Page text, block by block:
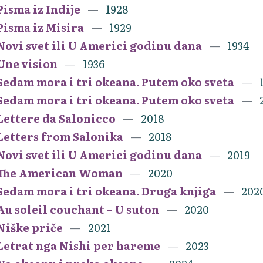
iz Indije
1928
iz Misira
1929
svet ili U Americi godinu dana
1934
vision
1936
mora i tri okeana. Putem oko sveta
mora i tri okeana. Putem oko sveta
da Salonicco
2018
from Salonika
2018
svet ili U Americi godinu dana
2019
American Woman
2020
mora i tri okeana. Druga knjiga
soleil couchant – U suton
2020
priče
2021
nga Nishi per hareme
2023